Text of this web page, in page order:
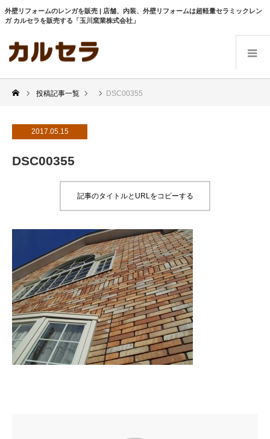
外壁リフォームのレンガを販売 | 店舗、内装、外壁リフォームは超軽量セラミックレン
ガ カルセラを販売する「玉川窯業株式会社」
投稿記事一覧 DSC00355
2017.05.15
DSC00355
記事のタイトルとURLをコピーする